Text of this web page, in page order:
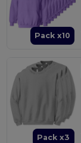
Pack x10
Pack x3